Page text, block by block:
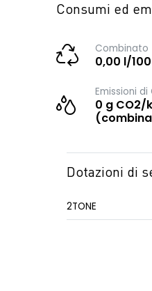
Consumi ed
Combinato
0,00 l/
Emissioni di
0 g CO2/
Dotazioni di
2TONE